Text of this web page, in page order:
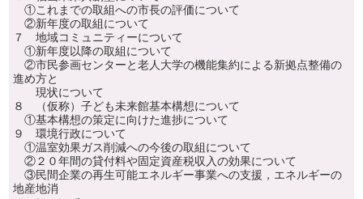
①これまでの取組への市長の評価について
②新年度の取組について
７ 地域コミュニティーについて
①新年度以降の取組について
②市民参画センターと老人大学の機能集約による新拠点整備の
進め方と
現状について
８ （仮称）子ども未来館基本構想について
①基本構想の策定に向けた進捗について
９ 環境行政について
①温室効果ガス削減への今後の取組について
②２０年間の貸付料や固定資産税収入の効果について
③民間企業の再生可能エネルギー事業への支援，エネルギーの
地産地消